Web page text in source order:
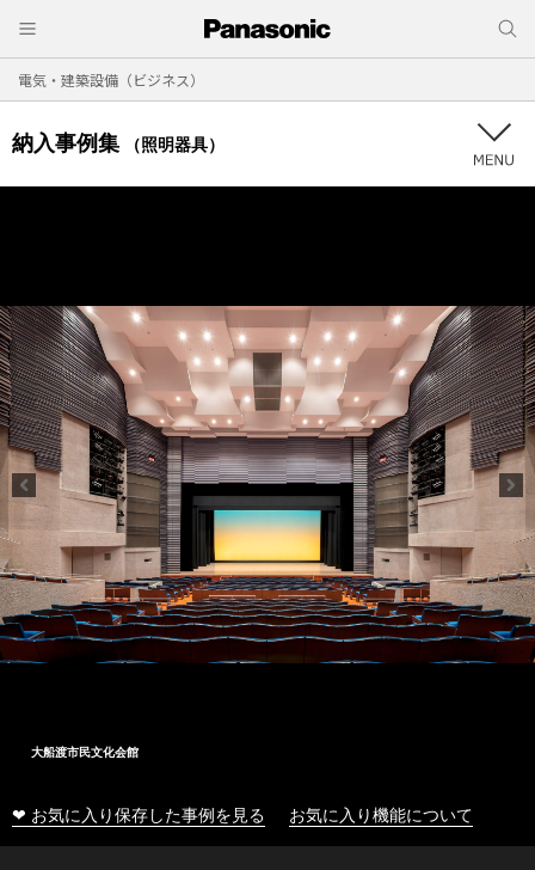
電気・建築設備（ビジネス）
納入事例集 （照明器具）
大船渡市民文化会館
❤ お気に入り保存した事例を見る お気に入り機能について